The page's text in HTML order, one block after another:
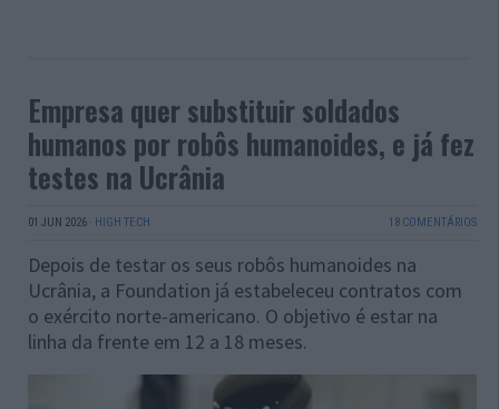
Empresa quer substituir soldados
humanos por robôs humanoides, e já fez
testes na Ucrânia
01 JUN 2026 · HIGH TECH 18 COMENTÁRIOS
Depois de testar os seus robôs humanoides na
Ucrânia, a Foundation já estabeleceu contratos com
o exército norte-americano. O objetivo é estar na
linha da frente em 12 a 18 meses.